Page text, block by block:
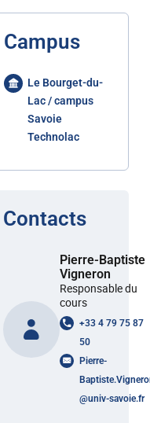
Campus
Le Bourget-du-
Lac / campus
Savoie
Technolac
Contacts
Pierre-Baptiste
Vigneron
Responsable du
cours
+33 4 79 75 87
50
Pierre-
@univ-savoie.fr